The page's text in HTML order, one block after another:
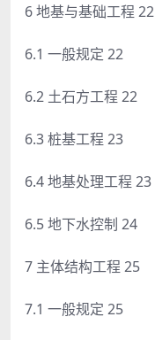
6 地基与基础工程 22
6.1 一般规定 22
6.2 土石方工程 22
6.3 桩基工程 23
6.4 地基处理工程 23
6.5 地下水控制 24
7 主体结构工程 25
7.1 一般规定 25